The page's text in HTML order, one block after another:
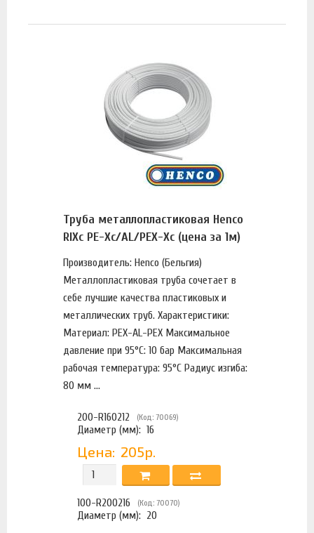
Труба металлопластиковая Henco
RIXc PE-Xc/AL/PEX-Xc (цена за 1м)
Производитель: Henco (Бельгия)
Металлопластиковая труба сочетает в
себе лучшие качества пластиковых и
металлических труб. Характеристики:
Материал: PEX-AL-PEX Максимальное
давление при 95°С: 10 бар Максимальная
рабочая температура: 95°С Радиус изгиба:
80 мм ...
200-R160212 (Код: 70069)
Диаметр (мм): 16
Цена: 205р.
100-R200216 (Код: 70070)
Диаметр (мм): 20